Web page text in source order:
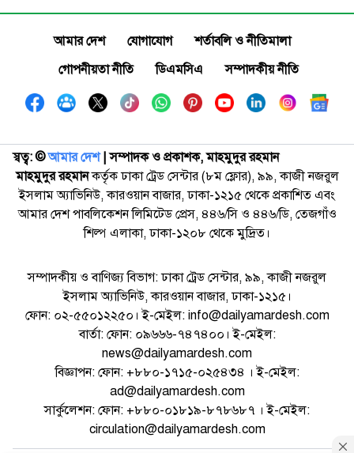
আমার দেশ যোগাযোগ
শর্তাবলি ও নীতিমালা
গোপনীয়তা নীতি
ডিএমসিএ সম্পাদকীয় নীতি
স্বত্ব: ©️আমার দেশ| সম্পাদক ও প্রকাশক, মাহমুদুর রহমান
মাহমুদুর রহমানকর্তৃক ঢাকা ট্রেড সেন্টার (৮ম ফ্লোর), ৯৯, কাজী নজরুল
ইসলাম অ্যাভিনিউ, কারওয়ান বাজার, ঢাকা-১২১৫ থেকে প্রকাশিত এবং
আমার দেশ পাবলিকেশন লিমিটেড প্রেস, ৪৪৬/সি ও ৪৪৬/ডি, তেজগাঁও
শিল্প এলাকা, ঢাকা-১২০৮ থেকে মুদ্রিত।
সম্পাদকীয় ও বাণিজ্য বিভাগ: ঢাকা ট্রেড সেন্টার, ৯৯, কাজী নজরুল
ইসলাম অ্যাভিনিউ, কারওয়ান বাজার, ঢাকা-১২১৫।
ফোন: ০২-৫৫০১২২৫০। ই-মেইল: info@dailyamardesh.com
বার্তা: ফোন: ০৯৬৬৬-৭৪৭৪০০। ই-মেইল:
news@dailyamardesh.com
বিজ্ঞাপন: ফোন: +৮৮০-১৭১৫-০২৫৪৩৪ । ই-মেইল:
ad@dailyamardesh.com
সার্কুলেশন: ফোন: +৮৮০-০১৮১৯-৮৭৮৬৮৭ । ই-মেইল:
circulation@dailyamardesh.com